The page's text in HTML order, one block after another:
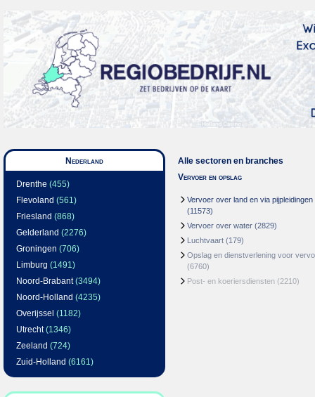
Nederland
Drenthe (455)
Flevoland (561)
Friesland (868)
Gelderland (2276)
Groningen (706)
Limburg (1491)
Noord-Brabant(3494)
Noord-Holland (4235)
Overijssel (1182)
Utrecht(1346)
Zeeland (724)
Zuid-Holland (6161)
Alle sectoren en branches
Vervoer en opslag
Vervoer over land en via pijpleidingen
(11573)
Vervoer over water (2829)
Luchtvaart (179)
Opslag en dienstverlening voor
(6760)
Post- en koeriersdiensten (2210)